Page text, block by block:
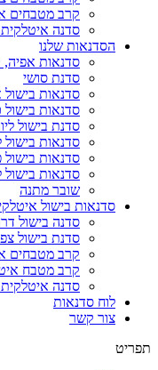
קרב מטבחים
סדנה
הסדנאות שלנו
סדנאות אפיה,
סדנת סושי
סדנאות בישול
סדנאות
סדנת בישול
סדנאות בישול
סדנאות בישול
סדנאות בישול
שובר מתנה
סדנאות בישול
סדנה בישול
סדנת בישול
קרב מטבחים
קרב מטבח
סדנה
לוח סדנאות
צור קשר
תפריט